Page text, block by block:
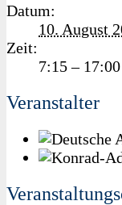
Datum:
10. August
Zeit:
7:15 – 17:00
Veranstalter